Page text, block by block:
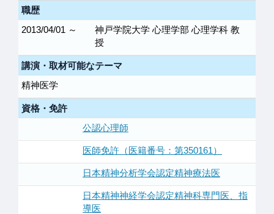
職歴
2013/04/01 ～
神戸学院大学 心理学部 心理学科 教
授
講演・取材可能なテーマ
精神医学
資格・免許
公認心理師
医師免許（医籍番号：第350161）
日本精神分析学会認定精神療法医
日本精神神経学会認定精神科専門医、指
導医